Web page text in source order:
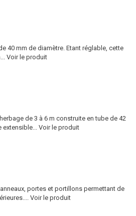
40 mm de diamètre. Etant réglable, cette
Voir le produit
de 3 à 6 m construite en tube de 42
Voir le produit
portes et portillons permettant de
Voir le produit